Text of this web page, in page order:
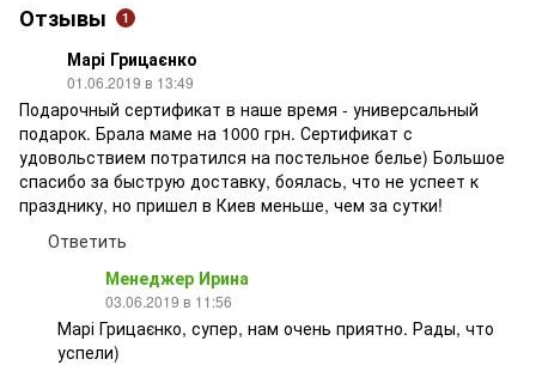
Отзывы 1
Марі Грицаєнко
01.06.2019 в 13:49
Подарочный сертификат в наше время - универсальный
подарок. Брала маме на 1000 грн. Сертификат с
удовольствием потратился на постельное белье) Большое
спасибо за быструю доставку, боялась, что не успеет к
празднику, но пришел в Киев меньше, чем за сутки!
Ответить
Менеджер Ирина
03.06.2019 в 11:56
Марі Грицаєнко, супер, нам очень приятно. Рады, что
успели)